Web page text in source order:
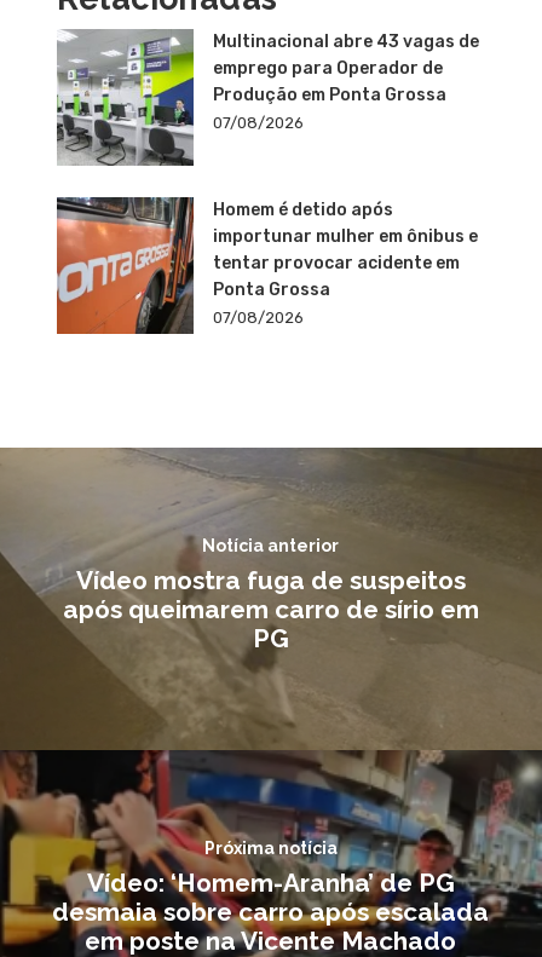
Multinacional abre 43 vagas de
emprego para Operador de
Produção em Ponta Grossa
07/08/2026
Homem é detido após
importunar mulher em ônibus e
tentar provocar acidente em
Ponta Grossa
07/08/2026
Notícia anterior
Vídeo mostra fuga de suspeitos
após queimarem carro de sírio em
PG
Próxima notícia
Vídeo: ‘Homem-Aranha’ de PG
desmaia sobre carro após escalada
em poste na Vicente Machado